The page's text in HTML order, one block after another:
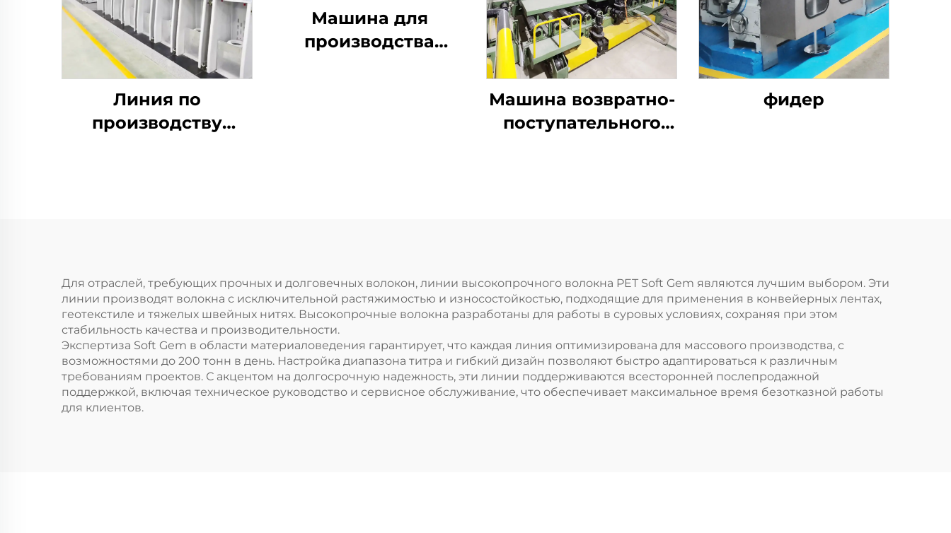
Линия по
производству
Машина для
производства
Машина возвратно-
поступательного
фидер
Для отраслей, требующих прочных и долговечных волокон, линии высокопрочного волокна PET Soft Gem являются лучшим выбором. Эти
линии производят волокна с исключительной растяжимостью и износостойкостью, подходящие для применения в конвейерных лентах,
геотекстиле и тяжелых швейных нитях. Высокопрочные волокна разработаны для работы в суровых условиях, сохраняя при этом
стабильность качества и производительности.
Экспертиза Soft Gem в области материаловедения гарантирует, что каждая линия оптимизирована для массового производства, с
возможностями до 200 тонн в день. Настройка диапазона титра и гибкий дизайн позволяют быстро адаптироваться к различным
требованиям проектов. С акцентом на долгосрочную надежность, эти линии поддерживаются всесторонней послепродажной
поддержкой, включая техническое руководство и сервисное обслуживание, что обеспечивает максимальное время безотказной работы
для клиентов.